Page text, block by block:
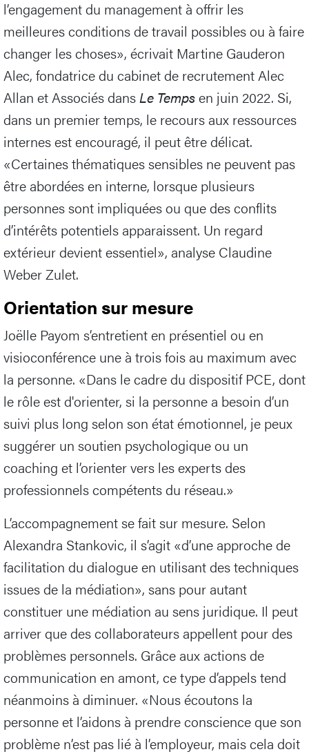
l’engagement du management à offrir les
meilleures conditions de travail possibles ou à faire
changer les choses», écrivait Martine Gauderon
Alec, fondatrice du cabinet de recrutement Alec
Allan et Associés dans Le Tempsen juin 2022. Si,
dans un premier temps, le recours aux ressources
internes est encouragé, il peut être délicat.
«Certaines thématiques sensibles ne peuvent pas
être abordées en interne, lorsque plusieurs
personnes sont impliquées ou que des conflits
d’intérêts potentiels apparaissent. Un regard
extérieur devient essentiel», analyse Claudine
Weber Zulet.
Orientation sur mesure
Joëlle Payom s’entretient en présentiel ou en
visioconférence une à trois fois au maximum avec
la personne. «Dans le cadre du dispositif PCE, dont
le rôle est d'orienter, si la personne a besoin d’un
suivi plus long selon son état émotionnel, je peux
suggérer un soutien psychologique ou un
coaching et l’orienter vers les experts des
professionnels compétents du réseau.»
L’accompagnement se fait sur mesure. Selon
Alexandra Stankovic, il s’agit «d’une approche de
facilitation du dialogue en utilisant des techniques
issues de la médiation», sans pour autant
constituer une médiation au sens juridique. Il peut
arriver que des collaborateurs appellent pour des
problèmes personnels. Grâce aux actions de
communication en amont, ce type d’appels tend
néanmoins à diminuer. «Nous écoutons la
personne et l’aidons à prendre conscience que son
problème n’est pas lié à l’employeur, mais cela doit